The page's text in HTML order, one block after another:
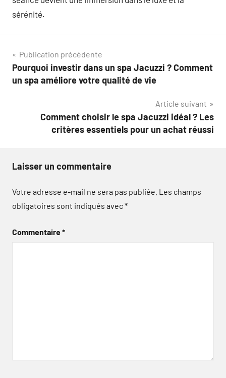
sérénité.
Navigation
de
Publication précédente
Pourquoi investir dans un spa Jacuzzi ? Comment
un spa améliore votre qualité de vie
Article suivant
Comment choisir le spa Jacuzzi idéal ? Les
critères essentiels pour un achat réussi
Laisser un commentaire
Votre adresse e-mail ne sera pas publiée. Les champs
obligatoires sont indiqués avec*
Commentaire*